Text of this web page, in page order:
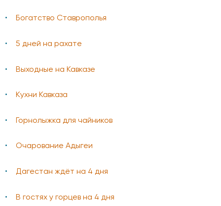
Богатство Ставрополья
5 дней на рахате
Выходные на Кавказе
Кухни Кавказа
Горнолыжка для чайников
Очарование Адыгеи
Дагестан ждёт на 4 дня
В гостях у горцев на 4 дня